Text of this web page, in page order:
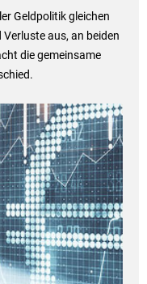
Geldpolitik gleichen
aus, an beiden
die gemeinsame